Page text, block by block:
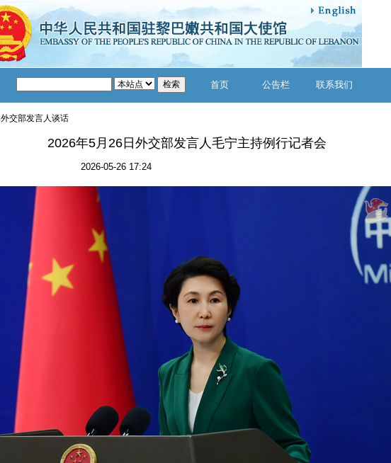
首页 公告栏 联系我们
外交部发言人谈话
2026年5月26日外交部发言人毛宁主持例行记者会
2026-05-26 17:24